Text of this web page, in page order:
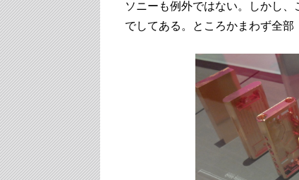
ソニーも例外ではない。しかし
でしてある。ところかまわず全部